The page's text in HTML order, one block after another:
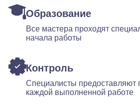
Образование
Все мастера проходят
начала работы
Контроль
Специалисты предоставляют
каждой выполненной работе